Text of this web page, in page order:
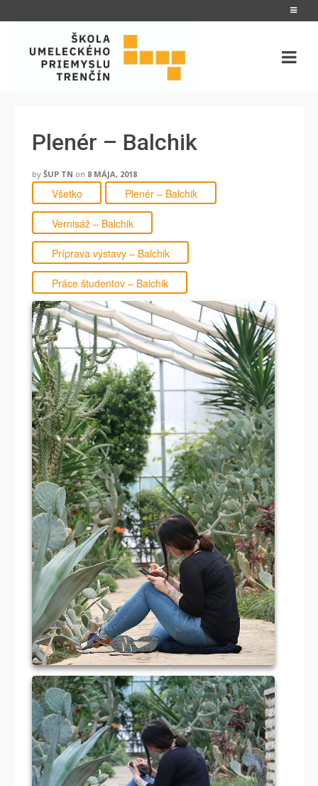
Plenér – Balchik
by ŠUP TN on 8 MÁJA, 2018
Všetko Plenér – Balchik
Vernisáž – Balchik
Príprava výstavy – Balchik
Práce študentov – Balchik